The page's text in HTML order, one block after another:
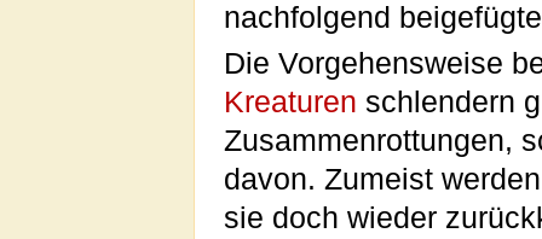
nachfolgend
Die Vorgehensweise
Kreaturen schlendern
Zusammenrottungen,
davon. Zumeist
sie doch wieder